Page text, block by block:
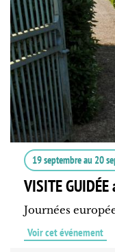
19 septembreau 20
VISITE
Journées
Voir cet événement